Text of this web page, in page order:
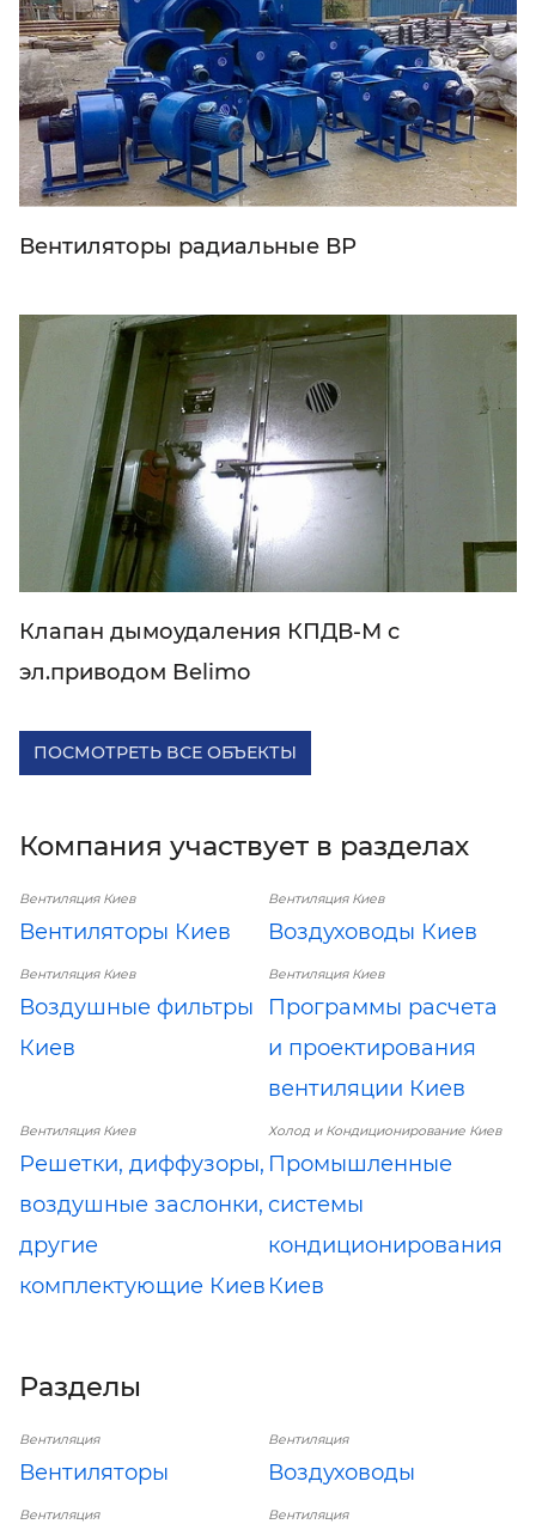
Вентиляторы радиальные ВР
Клапан дымоудаления КПДВ-М с
эл.приводом Belimo
ПОСМОТРЕТЬ ВСЕ ОБЪЕКТЫ
Компания участвует в разделах
Вентиляция Киев
Вентиляторы Киев
Вентиляция Киев
Воздуховоды Киев
Вентиляция Киев
Воздушные фильтры
Киев
Вентиляция Киев
Программы расчета
и проектирования
вентиляции Киев
Вентиляция Киев
Решетки, диффузоры,
воздушные заслонки,
другие
комплектующие Киев
Холод и Кондиционирование Киев
Промышленные
системы
кондиционирования
Киев
Разделы
Вентиляция
Вентиляторы
Вентиляция
Воздуховоды
Вентиляция Вентиляция